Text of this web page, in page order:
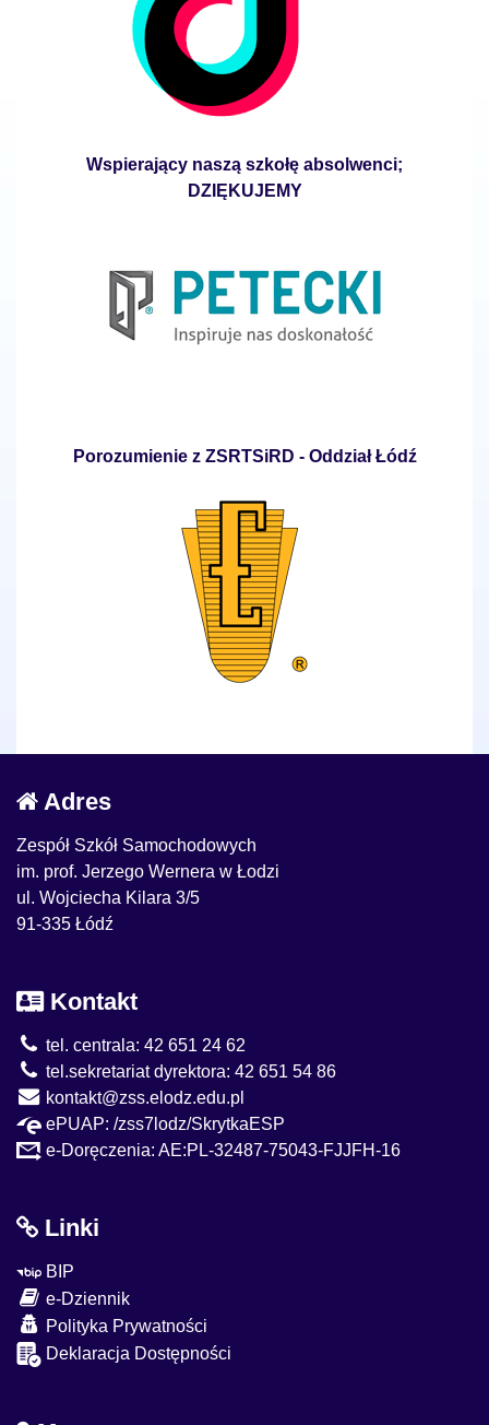
Wspierający naszą szkołę absolwenci;
DZIĘKUJEMY
Porozumienie z ZSRTSiRD - Oddział Łódź
Adres
Zespół Szkół Samochodowych
im. prof. Jerzego Wernera w Łodzi
ul. Wojciecha Kilara 3/5
91-335 Łódź
Kontakt
tel. centrala: 42 651 24 62
tel.sekretariat dyrektora: 42 651 54 86
kontakt@zss.elodz.edu.pl
ePUAP: /zss7lodz/SkrytkaESP
e-Doręczenia: AE:PL-32487-75043-FJJFH-16
Linki
BIP
e-Dziennik
Polityka Prywatności
Deklaracja Dostępności